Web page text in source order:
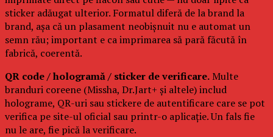
sticker adăugat ulterior. Formatul diferă de la brand la
brand, așa că un plasament neobișnuit nu e automat un
semn rău; important e ca imprimarea să pară făcută în
fabrică, coerentă.
QR code / hologramă / sticker de verificare.Multe
branduri coreene (Missha, Dr.Jart+ și altele) includ
holograme, QR-uri sau stickere de autentificare care se pot
verifica pe site-ul oficial sau printr-o aplicație. Un fals fie
nu le are, fie pică la verificare.